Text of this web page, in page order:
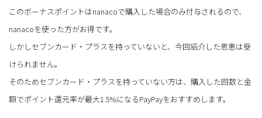
このボーナスポイントはnanacoで購入した場合のみ付与されるので、
nanacoを使った方がお得です。
しかしセブンカード・プラスを持っていないと、今回紹介した恩恵は受
けられません。
そのためセブンカード・プラスを持っていない方は、購入した回数と金
額でポイント還元率が最大1.5%になるPayPayをおすすめします。